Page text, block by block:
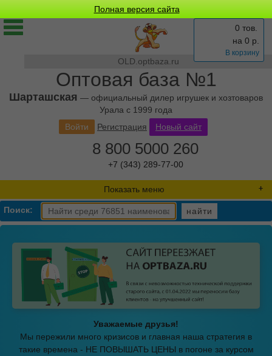
Полная версия сайта
OLD.optbaza.ru
Оптовая база №1
Шарташская — официальный дилер игрушек и хозтоваров
Урала с 1999 года
0 тов.
на 0 р.
В корзину
Войти Регистрация Новый сайт
8 800 5000 260
+7 (343) 289-77-00
Показать меню
Поиск: найти
Уважаемые друзья!
Мы пережили много кризисов и главная наша стратегия в
такие времена - НЕ ПОВЫШАТЬ ЦЕНЫ в погоне за курсом